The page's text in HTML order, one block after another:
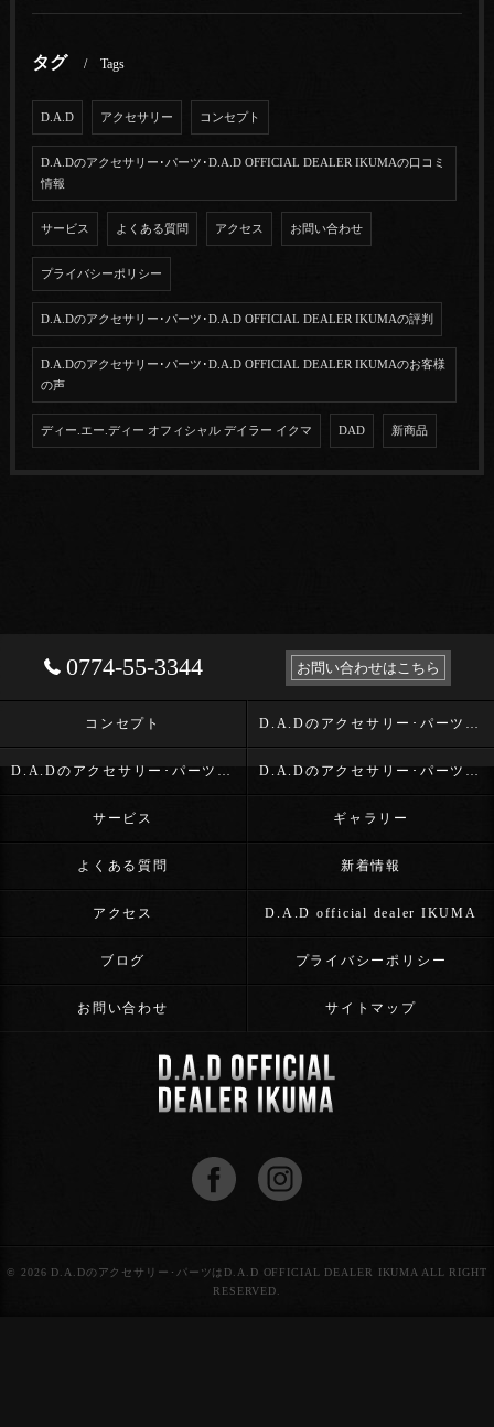
タグ Tags
D.A.D アクセサリー コンセプト
D.A.Dのアクセサリー･パーツ･D.A.D OFFICIAL DEALER IKUMAの口コミ
情報
サービス よくある質問 アクセス お問い合わせ
プライバシーポリシー
D.A.Dのアクセサリー･パーツ･D.A.D OFFICIAL DEALER IKUMAの評判
D.A.Dのアクセサリー･パーツ･D.A.D OFFICIAL DEALER IKUMAのお客様
の声
ディー.エー.ディー オフィシャル デイラー イクマ DAD 新商品
0774-55-3344 お問い合わせはこちら
コンセプト D.A.Dのアクセサリー･パーツ･D.A.D OFFICIAL DEALER IKUMAの口コミ情報
D.A.Dのアクセサリー･パーツ･D.A.D OFFICIAL DEALER IKUMAの評判 D.A.Dのアクセサリー･パーツ･D.A.D OFFICIAL DEALER IKUMAのお客様の声
サービス ギャラリー
よくある質問 新着情報
アクセス D.A.D official dealer IKUMA
ブログ プライバシーポリシー
お問い合わせ サイトマップ
© 2026 D.A.Dのアクセサリー･パーツはD.A.D OFFICIAL DEALER IKUMA ALL RIGHT
RESERVED.